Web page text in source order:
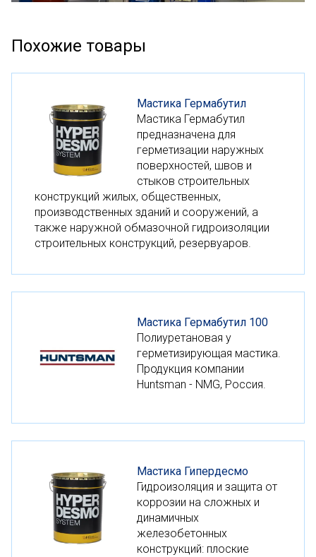
Похожие товары
Мастика Гермабутил
Мастика Гермабутил
предназначена для
герметизации наружных
поверхностей, швов и
стыков строительных
конструкций жилых, общественных,
производственных зданий и сооружений, а
также наружной обмазочной гидроизоляции
строительных конструкций, резервуаров.
Мастика Гермабутил 100
Полиуретановая у
герметизирующая мастика.
Продукция компании
Huntsman - NMG, Россия.
Мастика Гипердесмо
Гидроизоляция и защита от
коррозии на сложных и
динамичных
железобетонных
конструкций: плоские